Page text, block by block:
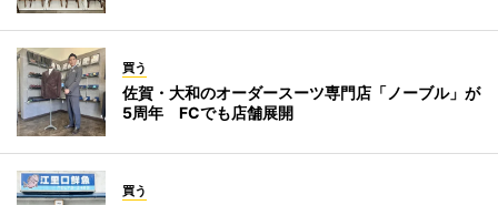
買う
佐賀・大和のオーダースーツ専門店「ノーブル」が
5周年 FCでも店舗展開
買う